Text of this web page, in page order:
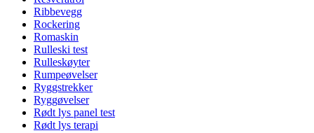
Ribbevegg
Rockering
Romaskin
Rulleski test
Rulleskøyter
Rumpeøvelser
Ryggstrekker
Ryggøvelser
Rødt lys panel test
Rødt lys terapi